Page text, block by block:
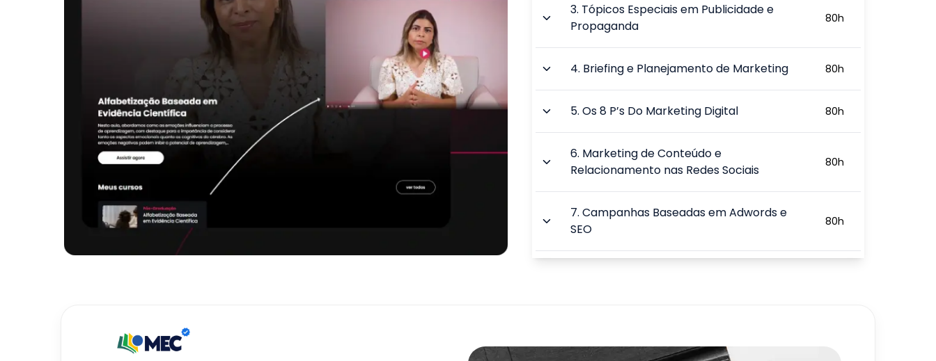
3. Tópicos Especiais em Publicidade e
Propaganda
80h
4. Briefing e Planejamento de Marketing 80h
5.Os 8 P’s Do Marketing Digital 80h
6. Marketing de Conteúdo e
Relacionamento nas Redes Sociais
80h
7.Campanhas Baseadas em Adwords e
SEO
80h
TOTAL: